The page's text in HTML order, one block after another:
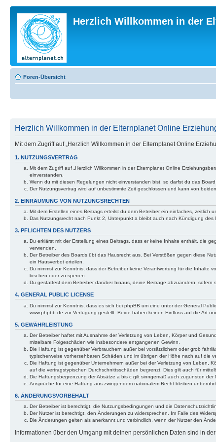
Herzlich Willkommen in der
Foren-Übersicht
Herzlich Willkommen in der Elternplanet Online
Mit dem Zugriff auf „Herzlich Willkommen in der Elternplanet Online
1. NUTZUNGSVERTRAG
Mit dem Zugriff auf „Herzlich Willkommen in der Elternplanet Online
einverstanden.
Wenn du mit diesen Regelungen nicht einverstanden bist, so darfst du das
Der Nutzungsvertrag wird auf unbestimmte Zeit geschlossen und kann von
2. EINRÄUMUNG VON NUTZUNGSRECHTEN
Mit dem Erstellen eines Beitrags erteilst du dem Betreiber ein einfaches, zeitlich
Das Nutzungsrecht nach Punkt 2, Unterpunkt a bleibt auch nach Kündigung des
3. PFLICHTEN DES NUTZERS
Du erklärst mit der Erstellung eines Beitrags, dass er keine Inhalte enthält, die
verwenden.
Der Betreiber des Boards übt das Hausrecht aus. Bei Verstößen gegen diese
ein Hausverbot erteilen.
Du nimmst zur Kenntnis, dass der Betreiber keine Verantwortung für die Inhalte
löschen oder zu sperren.
Du gestattest dem Betreiber darüber hinaus, deine Beiträge abzuändern,
4. GENERAL PUBLIC LICENSE
Du nimmst zur Kenntnis, dass es sich bei phpBB um eine unter der General
www.phpbb.de zur Verfügung gestellt. Beide haben keinen Einfluss auf die Art
5. GEWÄHRLEISTUNG
Der Betreiber haftet mit Ausnahme der Verletzung von Leben, Körper und
mittelbare Folgeschäden wie insbesondere entgangenen Gewinn.
Die Haftung ist gegenüber Verbrauchern außer bei vorsätzlichem oder grob
typischerweise vorhersehbaren Schäden und im übrigen der Höhe nach auf die
Die Haftung ist gegenüber Unternehmern außer bei der Verletzung von Leben,
auf die vertragstypischen Durchschnittsschäden begrenzt. Dies gilt auch für
Die Haftungsbegrenzung der Absätze a bis c gilt sinngemäß auch zugunsten der
Ansprüche für eine Haftung aus zwingendem nationalem Recht bleiben unberührt.
6. ÄNDERUNGSVORBEHALT
Der Betreiber ist berechtigt, die Nutzungsbedingungen und die
Der Nutzer ist berechtigt, den Änderungen zu widersprechen. Im Falle des
Die Änderungen gelten als anerkannt und verbindlich, wenn der Nutzer den
Informationen über den Umgang mit deinen persönlichen Daten sind in